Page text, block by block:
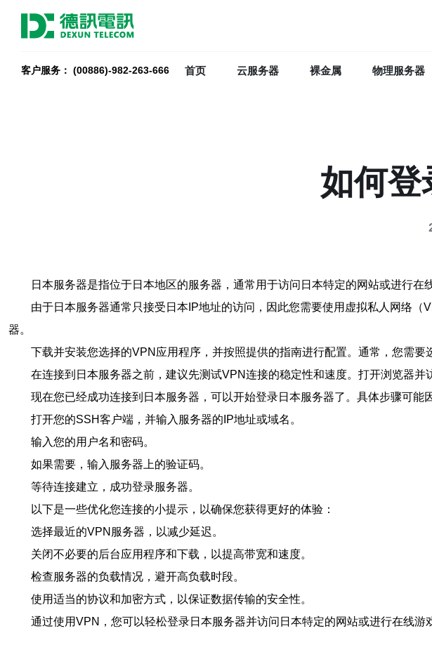
客户服务： (00886)-982-263-666 首页 云服务器 裸金属 物理服务器
如何登
日本服务器是指位于日本地区的服务器，通常用于访问日本特定的网站或进行
由于日本服务器通常只接受日本IP地址的访问，因此您需要使用虚拟私人网络
器。
下载并安装您选择的VPN应用程序，并按照提供的指南进行配置。通常，您需
在连接到日本服务器之前，建议先测试VPN连接的稳定性和速度。打开浏览器
现在您已经成功连接到日本服务器，可以开始登录日本服务器了。具体步骤可能
打开您的SSH客户端，并输入服务器的IP地址或域名。
输入您的用户名和密码。
如果需要，输入服务器上的验证码。
等待连接建立，成功登录服务器。
以下是一些优化您连接的小提示，以确保您获得更好的体验：
选择最近的VPN服务器，以减少延迟。
关闭不必要的后台应用程序和下载，以提高带宽和速度。
检查服务器的负载情况，避开高负载时段。
使用适当的协议和加密方式，以保证数据传输的安全性。
通过使用VPN，您可以轻松登录日本服务器并访问日本特定的网站或进行在线